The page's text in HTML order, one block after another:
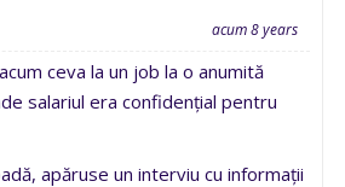
acum 8 years
ceva la un job la o anumită
salariul era confidențial pentru
apăruse un interviu cu informații